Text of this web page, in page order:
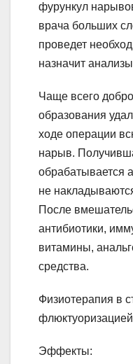
фурункул
врача больших
проведет
назначит
Чаще всего
образования
ходе операции
нарыв.
обрабатывается
не
После
антибиотики,
витамины,
средства.
Физиотерапия в
Эффекты: